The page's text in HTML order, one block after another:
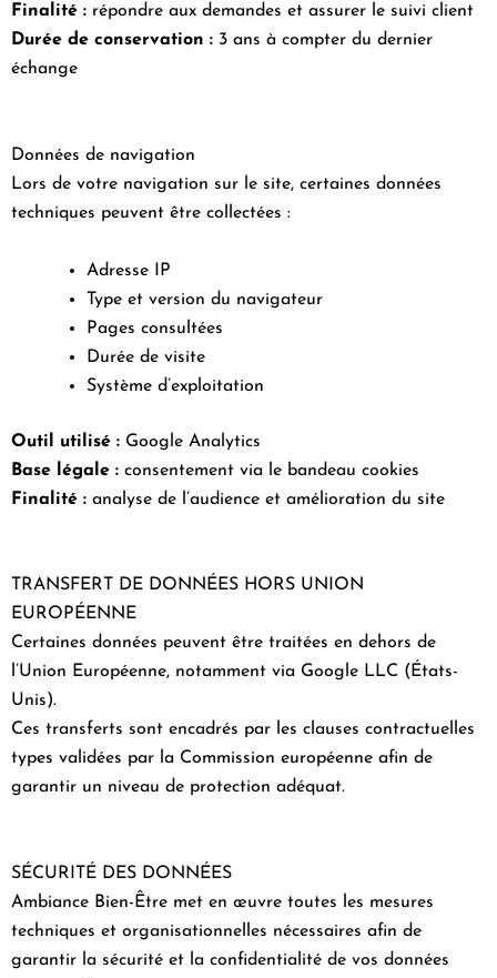
Finalité : répondre aux demandes et assurer le suivi client
Durée de conservation : 3 ans à compter du dernier
échange
Données de navigation
Lors de votre navigation sur le site, certaines données
techniques peuvent être collectées :
Adresse IP
Type et version du navigateur
Pages consultées
Durée de visite
Système d’exploitation
Outil utilisé : Google Analytics
Base légale : consentement via le bandeau cookies
Finalité : analyse de l’audience et amélioration du site
TRANSFERT DE DONNÉES HORS UNION
EUROPÉENNE
Certaines données peuvent être traitées en dehors de
l’Union Européenne, notamment via Google LLC (États-
Unis).
Ces transferts sont encadrés par les clauses contractuelles
types validées par la Commission européenne afin de
garantir un niveau de protection adéquat.
SÉCURITÉ DES DONNÉES
Ambiance Bien-Être met en œuvre toutes les mesures
techniques et organisationnelles nécessaires afin de
garantir la sécurité et la confidentialité de vos données